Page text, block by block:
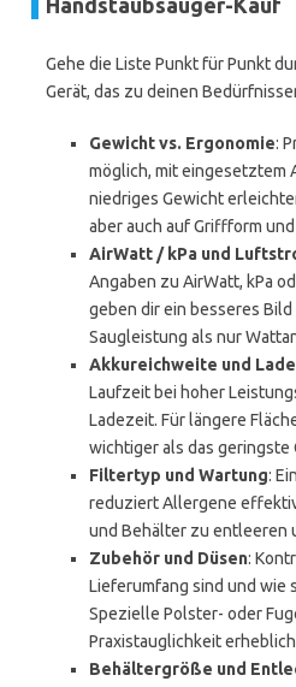
Handstaubsauger-Kauf
Gehe die Liste Punkt für Punkt
Gerät, das zu deinen
Gewicht vs. Ergonomie:
möglich, mit eingesetztem
niedriges Gewicht
aber auch auf Griffform
AirWatt / kPa und
Angaben zu AirWatt, kPa
geben dir ein besseres
Saugleistung als nur
Akkureichweite und
Laufzeit bei hoher
Ladezeit. Für längere
wichtiger als das geringste
Filtertyp und Wartung:
reduziert Allergene
und Behälter zu entleeren
Zubehör und Düsen:
Lieferumfang sind und wie
Spezielle Polster- oder
Praxistauglichkeit
Behältergröße und